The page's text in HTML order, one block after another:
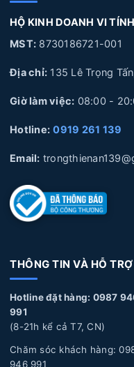
4. Lợi ích của việc thay
Thiên Ân
5. Quy trình thay Bàn
6. Laptop Thiên Ân
chuyên sâu về Laptop
1. Nguyên nhân
Nguyên nhân làm
dụng, các phím trên
gian, dẫn đến việc gõ
hỏng hóc do sử dụng
Lỗi tác động vật lý:
thể gặp một vài sự cố
HỘ KINH DOANH VI
MST: 8730186721-001
Địa chỉ: 135 Lê Trọng
Giờ làm việc: 08:00 -
Hotline: 0919 261 139
Email:
THÔNG TIN VÀ HỖ TRỢ
Hotline đặt hàng: 0987
991
(8-21h kể cả T7, CN)
Chăm sóc khách hàng:
946 991